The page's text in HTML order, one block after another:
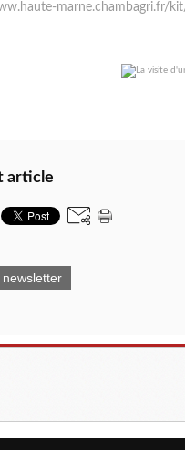
marne.chambagri.fr/
article